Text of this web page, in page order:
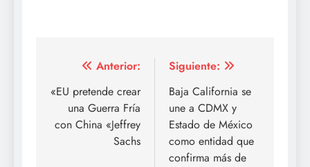
Navegación
de
entradas
Anterior:
«EU pretende crear
una Guerra Fría
con China «Jeffrey
Sachs
Siguiente:
Baja California se
une a CDMX y
Estado de México
como entidad que
confirma más de